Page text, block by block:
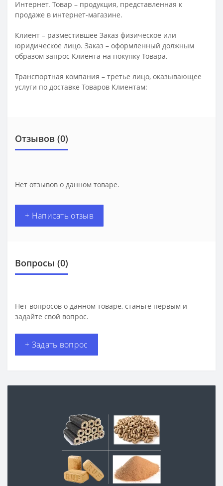
Интернет. Товар – продукция, представленная к
продаже в интернет-магазине.
Клиент – разместившее Заказ физическое или
юридическое лицо. Заказ – оформленный должным
образом запрос Клиента на покупку Товара.
Транспортная компания – третье лицо, оказывающее
услуги по доставке Товаров Клиентам:
Отзывов (0)
Нет отзывов о данном товаре.
+ Написать отзыв
Вопросы (0)
Нет вопросов о данном товаре, станьте первым и
задайте свой вопрос.
+ Задать вопрос